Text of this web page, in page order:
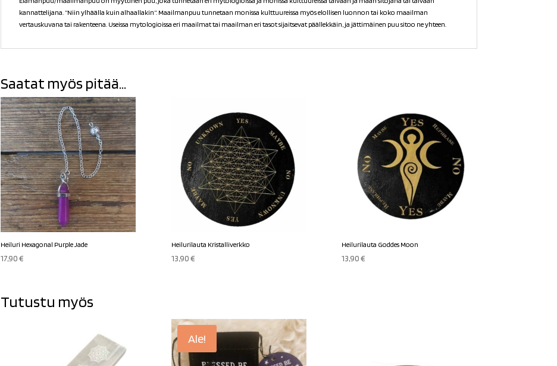
kannattelijana. ”Niin ylhäälla kuin alhaallakin”. Maailmanpuu tunnetaan monissa kulttuureissa myös elollisen luonnon tai koko maailman
vertauskuvana tai rakenteena. Useissa mytologioissa eri maailmat tai maailman eri tasot sijaitsevat päällekkäin, ja jättimäinen puu sitoo ne yhteen.
Saatat myös pitää...
Heiluri Hexagonal Purple Jade
17,90€
Heilurilauta Kristalliverkko
13,90€
Heilurilauta Goddes Moon
13,90€
Tutustu myös
Ale!